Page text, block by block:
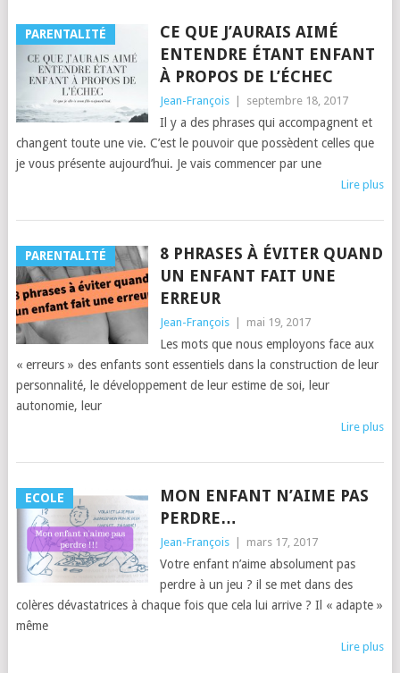
PARENTALITÉ
CE QUE J’AURAIS AIMÉ
ENTENDRE ÉTANT ENFANT
À PROPOS DE L’ÉCHEC
Jean-François septembre 18, 2017
Il y a des phrases qui accompagnent et
changent toute une vie. C’est le pouvoir que possèdent celles que
je vous présente aujourd’hui. Je vais commencer par une
Lire plus
PARENTALITÉ
8 PHRASES À ÉVITER QUAND
UN ENFANT FAIT UNE
ERREUR
Jean-François mai 19, 2017
Les mots que nous employons face aux
« erreurs » des enfants sont essentiels dans la construction de leur
personnalité, le développement de leur estime de soi, leur
autonomie, leur
Lire plus
ECOLE
MON ENFANT N’AIME PAS
PERDRE…
Jean-François mars 17, 2017
Votre enfant n’aime absolument pas
perdre à un jeu ? il se met dans des
colères dévastatrices à chaque fois que cela lui arrive ? Il « adapte »
même
Lire plus